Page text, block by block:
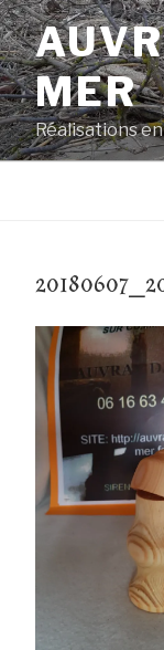
Aller
au
contenu
principalMER
Réalisations